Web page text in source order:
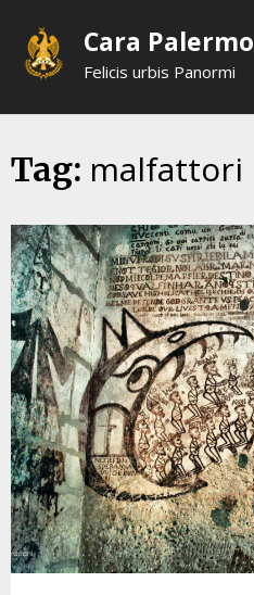
content
Cara Palermo
Felicis urbis Panormi
Tag: malfattori